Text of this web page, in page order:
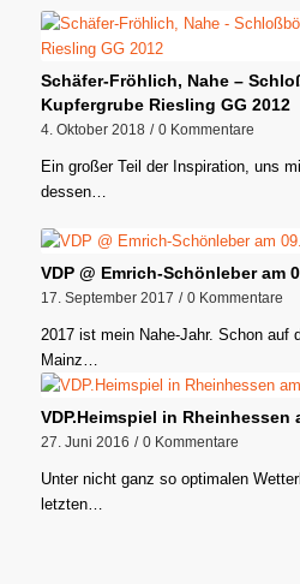
Schäfer-Fröhlich, Nahe –
Kupfergrube Riesling GG 2012
4. Oktober 2018 / 0 Kommentare
Ein großer Teil der Inspiration, uns
dessen…
VDP @ Emrich-Schönleber am
17. September 2017 / 0 Kommentare
2017 ist mein Nahe-Jahr. Schon auf
Mainz…
VDP.Heimspiel in Rheinhessen
27. Juni 2016 / 0 Kommentare
Unter nicht ganz so optimalen
letzten…